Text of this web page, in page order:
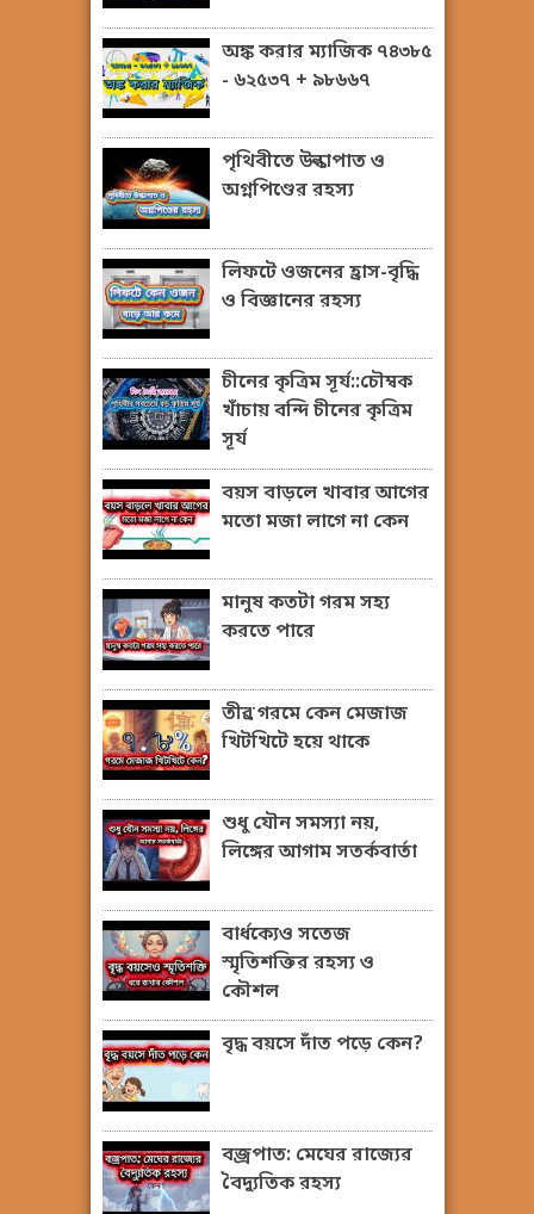
অঙ্ক করার ম্যাজিক ৭৪৩৮৫
- ৬২৫৩৭ + ৯৮৬৬৭
পৃথিবীতে উল্কাপাত ও
অগ্নপিণ্ডের রহস্য
লিফটে ওজনের হ্রাস-বৃদ্ধি
ও বিজ্ঞানের রহস্য
চীনের কৃত্রিম সূর্য::চৌম্বক
খাঁচায় বন্দি চীনের কৃত্রিম
সূর্য
বয়স বাড়লে খাবার আগের
মতো মজা লাগে না কেন
মানুষ কতটা গরম সহ্য
করতে পারে
তীব্র গরমে কেন মেজাজ
খিটখিটে হয়ে থাকে
শুধু যৌন সমস্যা নয়,
লিঙ্গের আগাম সতর্কবার্তা
বার্ধক্যেও সতেজ
স্মৃতিশক্তির রহস্য ও
কৌশল
বৃদ্ধ বয়সে দাঁত পড়ে কেন?
বজ্রপাত: মেঘের রাজ্যের
বৈদ্যুতিক রহস্য